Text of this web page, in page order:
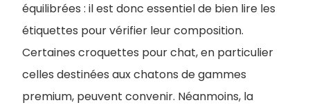
équilibrées : il est donc essentiel de bien lire les
étiquettes pour vérifier leur composition.
Certaines croquettes pour chat, en particulier
celles destinées aux chatons de gammes
premium, peuvent convenir. Néanmoins, la